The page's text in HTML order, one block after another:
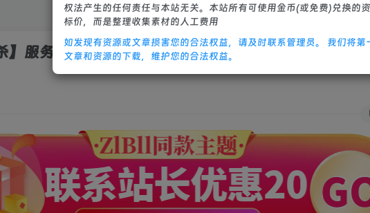
】服务端+双端+GM授权后台+教程
权法产生的任何责任与本站无关。本站所有可使用金币(或免费)兑换的
标价，而是整理收集素材的人工费用
如发现有资源或文章损害您的合法权益，请及时联系管理员。 我们将第
文章和资源的下载，维护您的合法权益。